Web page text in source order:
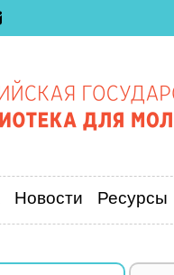
Новости Ресурсы